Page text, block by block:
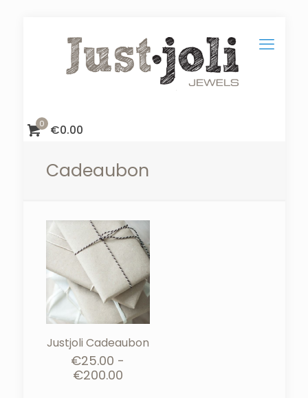
0 €0.00
Cadeaubon
Justjoli Cadeaubon
€25.00 -
€200.00Prijsklasse: